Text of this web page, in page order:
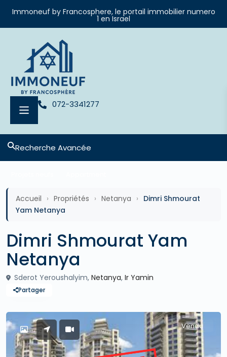
Immoneuf by Francosphere, le portail immobilier numero
1 en Israel
072-3341277
Recherche Avancée
Accueil › Propriétés › Netanya › Dimri Shmourat
Yam Netanya
Dimri Shmourat Yam
Netanya
Sderot Yeroushalyim, Netanya, Ir Yamin
Partager
Vendu